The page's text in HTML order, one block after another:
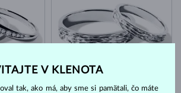
1 992 €
BIELE ZLATO
BEZ KAMEŇA
V KLENOTA
tak, ako má, aby sme si pamätali, čo máte